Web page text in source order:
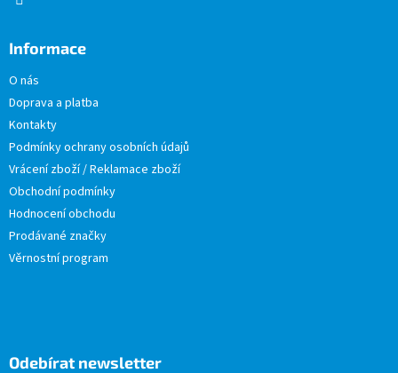
Informace
O nás
Doprava a platba
Kontakty
Podmínky ochrany osobních údajů
Vrácení zboží / Reklamace zboží
Obchodní podmínky
Hodnocení obchodu
Prodávané značky
Věrnostní program
Odebírat newsletter